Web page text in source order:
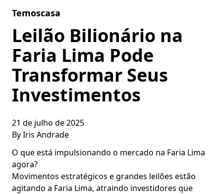
Temoscasa
Leilão Bilionário na
Faria Lima Pode
Transformar Seus
Investimentos
21 de julho de 2025
ByIris Andrade
O que está impulsionando o mercado na Faria Lima
agora?
Movimentos estratégicos e grandes leilões estão
agitando a Faria Lima, atraindo investidores que